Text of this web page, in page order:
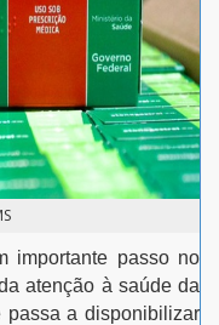
importante passo no
atenção à saúde da
passa a disponibilizar